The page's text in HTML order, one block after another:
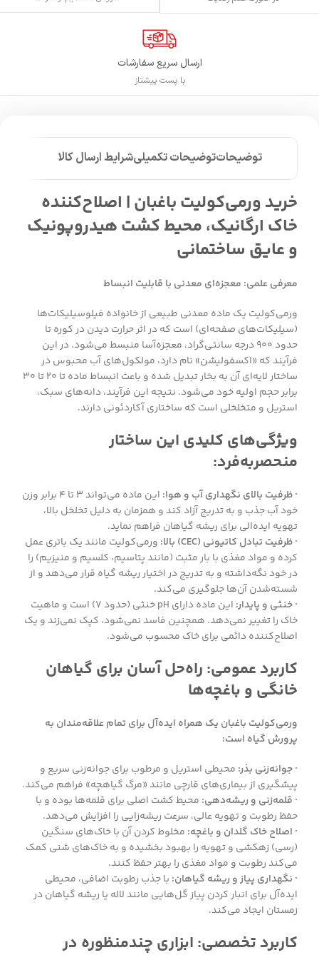
ارسال سریع سفارشات
با پست پیشتاز
توضیحاتتوضیحات تکمیلیشرایط ارسال کالا
خرید ورمی‌کولیت باغبان | اصلاح‌کننده
خاک ارگانیک، محیط کشت هیدروپونیک
و عایق ساختمانی
معرفی علمی: معجزه‌ای معدنی با قابلیت انبساط
ورمی‌کولیت یک ماده معدنی طبیعی از خانواده فیلوسیلیکات‌ها
(سیلیکات‌های صفحه‌ای) است که در اثر حرارت دیدن در کوره تا
حدود ۹۰۰ درجه سانتی‌گراد، معجزه‌آسا منبسط می‌شود. در این
فرآیند که «اکسفولیشن» نام دارد، مولکول‌های آب محبوس در
ساختار لایه‌ای آن به بخار تبدیل شده و باعث انبساط ماده تا ۲۰ تا ۳۰
برابر حجم اولیه خود می‌شود. نتیجه این فرآیند، دانه‌های سبک،
استریل و متخلخلی است که ساختاری آکاردئونی دارند.
ویژگی‌های کلیدی این ساختار
منحصربه‌فرد:
· ظرفیت بالای نگهداری آب و هوا:
این ماده می‌تواند ۳ تا ۴ برابر وزن
خود آب جذب و به تدریج آزاد کند و همزمان به دلیل تخلخل بالا،
تهویه ایده‌الی برای ریشه گیاهان فراهم نماید.
· ظرفیت تبادل کاتیونی (CEC) بالا:
ورمی‌کولیت مانند یک باتری عمل
کرده و مواد مغذی با بار مثبت (مانند پتاسیم، کلسیم و منیزیم) را
در خود نگه‌داشته و به تدریج در اختیار ریشه گیاه قرار می‌دهد و از
شسته‌شدن آن‌ها جلوگیری می‌کند.
· خنثی و پایدار:
این ماده دارای pH خنثی (حدود ۷) است و ماهیت
خاک را تغییر نمی‌دهد. همچنین فاسد نمی‌شود، کپک نمی‌زند و یک
اصلاح‌کننده دائمی برای خاک محسوب می‌شود.
کاربرد عمومی: راه‌حل آسان برای گیاهان
خانگی و باغچه‌ها
ورمی‌کولیت باغبان یک همراه ایده‌آل برای تمام علاقه‌مندان به
پرورش گیاه است:
· جوانه‌زنی بذر: محیطی استریل و مرطوب برای جوانه‌زنی سریع و
پیشگیری از بیماری‌های قارچی مانند «مرگ گیاهچه» فراهم می‌کند.
· قلمه‌زنی و ریشه‌دهی: محیط کشت اصلی برای قلمه‌ها بوده و با
حفظ رطوبت و تهویه عالی، سرعت ریشه‌زایی را افزایش می‌دهد.
· اصلاح خاک گلدان و باغچه: مخلوط کردن آن با خاک‌های سنگین
(رسی) زهکشی و تهویه را بهبود بخشیده و به خاک‌های شنی کمک
می‌کند رطوبت و مواد مغذی را بهتر حفظ کنند.
· نگهداری پیاز و ریشه گیاهان: با جذب رطوبت اضافی، محیطی
ایده‌آل برای انبار کردن پیاز گل‌هایی مانند لاله یا ریشه گیاهان در
زمستان ایجاد می‌کند.
کاربرد تخصصی: ابزاری چندمنظوره در